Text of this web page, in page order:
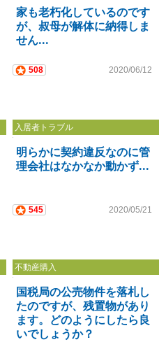
家も老朽化しているのです
が、叔母が解体に納得しま
せん...
508 2020/06/12
入居者トラブル
明らかに契約違反なのに管
理会社はなかなか動かず...
545 2020/05/21
不動産購入
国税局の公売物件を落札し
たのですが、残置物があり
ます。どのようにしたら良
いでしょうか？